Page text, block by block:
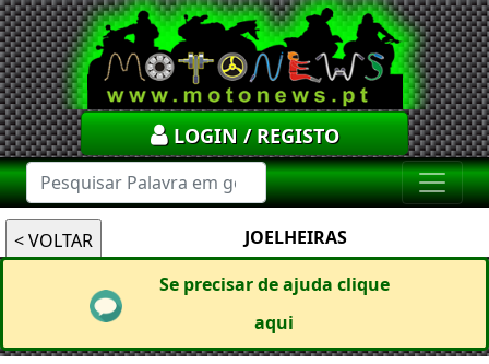
LOGIN / REGISTO
JOELHEIRAS
Se precisar de ajuda clique
aqui